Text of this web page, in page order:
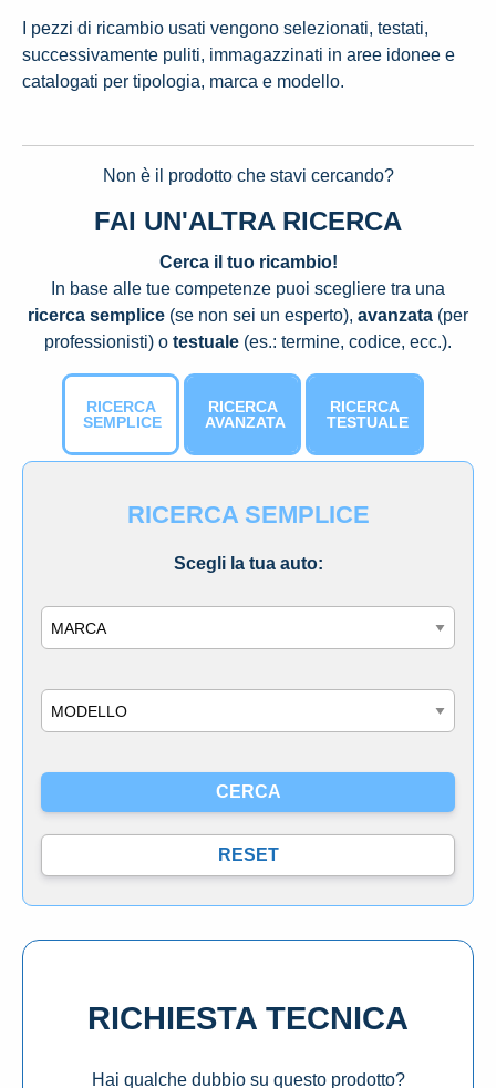
I pezzi di ricambio usati vengono selezionati, testati,
successivamente puliti, immagazzinati in aree idonee e
catalogati per tipologia, marca e modello.
Non è il prodotto che stavi cercando?
FAI UN'ALTRA RICERCA
Cerca il tuo ricambio!
In base alle tue competenze puoi scegliere tra una
ricerca semplice (se non sei un esperto), avanzata (per
professionisti) o testuale (es.: termine, codice, ecc.).
RICERCA
SEMPLICE
RICERCA
AVANZATA
RICERCA
TESTUALE
RICERCA SEMPLICE
Scegli la tua auto:
RICHIESTA TECNICA
Hai qualche dubbio su questo prodotto?